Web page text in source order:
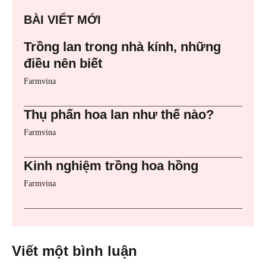
BÀI VIẾT MỚI
Trồng lan trong nhà kính, những
điều nên biết
Farmvina
Thụ phấn hoa lan như thế nào?
Farmvina
Kinh nghiệm trồng hoa hồng
Farmvina
Viết một bình luận